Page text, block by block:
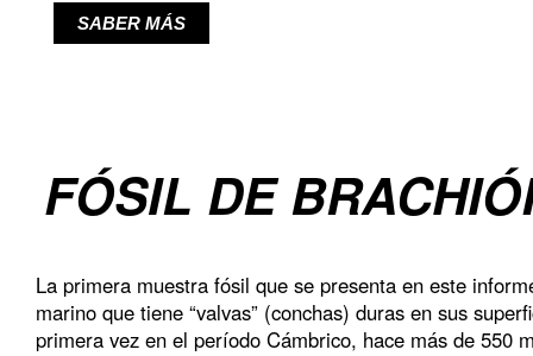
SABER MÁS
FÓSIL DE
La primera muestra fósil que se presenta en este
marino que tiene “valvas” (conchas) duras en sus
primera vez en el período Cámbrico, hace más de 550